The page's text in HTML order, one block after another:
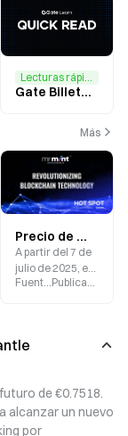
Lecturas rápidas
Gate Billetera BountyDrop Lanza Tareas: ¡Únete al Airdrop del Ecosistema Mantle y Comparte $12,000 MNT!
Más
08-28
Precio de Mr Mint Hoy y Predicción de Precio Futuro
A partir del 7 de
julio de 2025, el
precio de Mr
disminución del
histórico de
$0.8854.
Fuente :Gate.blog
de €0.7518.
alcanzar un nuevo